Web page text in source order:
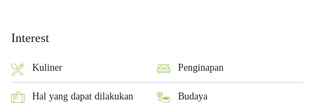
Interest
Kuliner Penginapan
Hal yang dapat dilakukan Budaya